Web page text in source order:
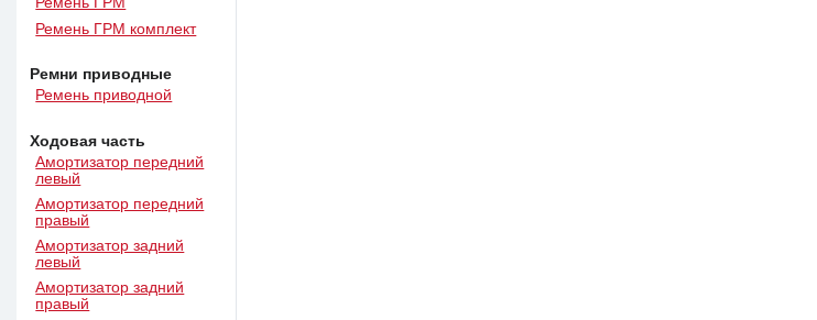
Ремень ГРМ комплект
Ремни приводные
Ремень приводной
Ходовая часть
Амортизатор передний
левый
Амортизатор передний
правый
Амортизатор задний
левый
Амортизатор задний
правый